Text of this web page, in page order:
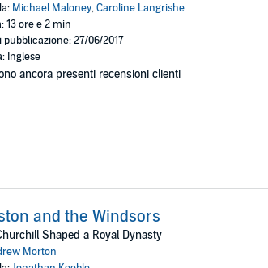
Michael Maloney,Caroline Langrishe
13 ore e 2 min
pubblicazione: 27/06/2017
Inglese
ancora presenti recensioni clienti
and the Windsors
Shaped a Royal Dynasty
Morton